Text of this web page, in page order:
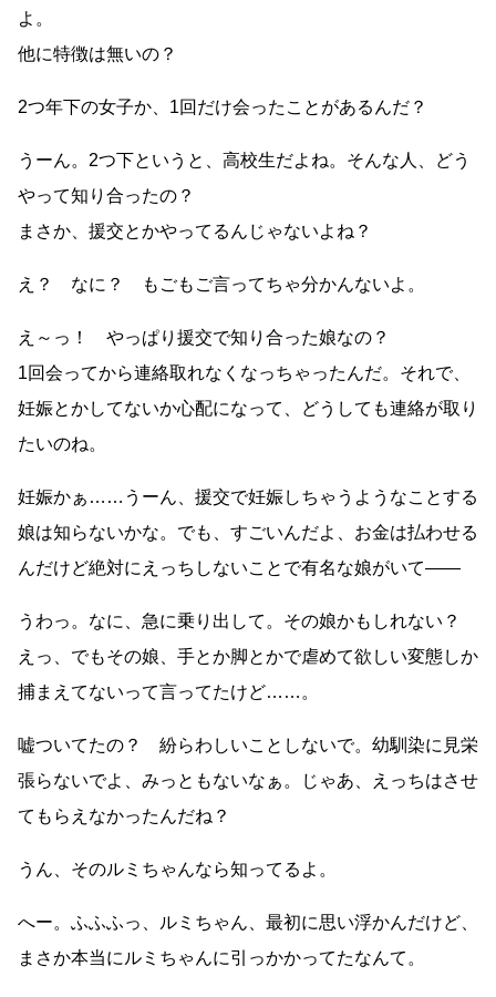
よ。
他に特徴は無いの？
2つ年下の女子か、1回だけ会ったことがあるんだ？
うーん。2つ下というと、高校生だよね。そんな人、どう
やって知り合ったの？
まさか、援交とかやってるんじゃないよね？
え？ なに？ もごもご言ってちゃ分かんないよ。
え～っ！ やっぱり援交で知り合った娘なの？
1回会ってから連絡取れなくなっちゃったんだ。それで、
妊娠とかしてないか心配になって、どうしても連絡が取り
たいのね。
妊娠かぁ……うーん、援交で妊娠しちゃうようなことする
娘は知らないかな。でも、すごいんだよ、お金は払わせる
んだけど絶対にえっちしないことで有名な娘がいて——
うわっ。なに、急に乗り出して。その娘かもしれない？
えっ、でもその娘、手とか脚とかで虐めて欲しい変態しか
捕まえてないって言ってたけど……。
嘘ついてたの？ 紛らわしいことしないで。幼馴染に見栄
張らないでよ、みっともないなぁ。じゃあ、えっちはさせ
てもらえなかったんだね？
うん、そのルミちゃんなら知ってるよ。
へー。ふふふっ、ルミちゃん、最初に思い浮かんだけど、
まさか本当にルミちゃんに引っかかってたなんて。